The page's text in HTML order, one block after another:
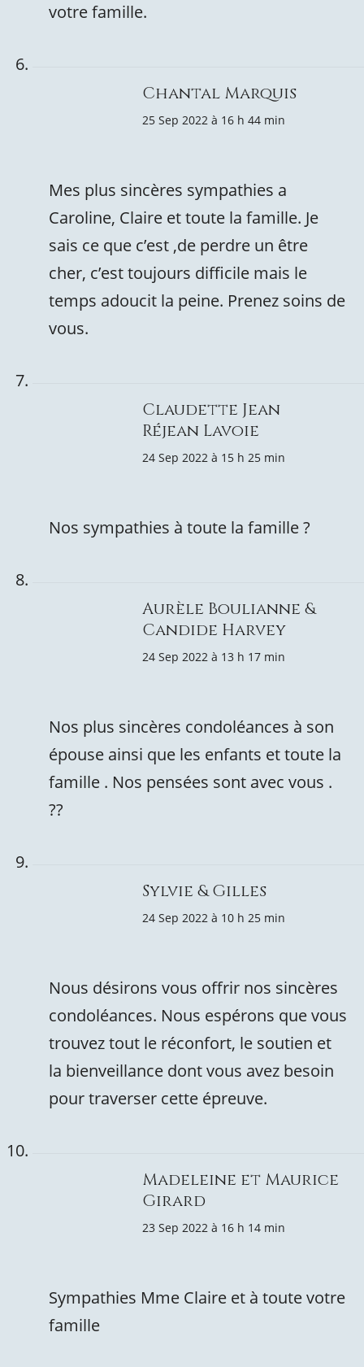
votre famille.
Chantal Marquis
25 Sep 2022 à 16 h 44 min
Mes plus sincères sympathies a
Caroline, Claire et toute la famille. Je
sais ce que c’est ,de perdre un être
cher, c’est toujours difficile mais le
temps adoucit la peine. Prenez soins de
vous.
Claudette Jean
Réjean Lavoie
24 Sep 2022 à 15 h 25 min
Nos sympathies à toute la famille ?
Aurèle Boulianne &
Candide Harvey
24 Sep 2022 à 13 h 17 min
Nos plus sincères condoléances à son
épouse ainsi que les enfants et toute la
famille . Nos pensées sont avec vous .
??
Sylvie & Gilles
24 Sep 2022 à 10 h 25 min
Nous désirons vous offrir nos sincères
condoléances. Nous espérons que vous
trouvez tout le réconfort, le soutien et
la bienveillance dont vous avez besoin
pour traverser cette épreuve.
Madeleine et Maurice
Girard
23 Sep 2022 à 16 h 14 min
Sympathies Mme Claire et à toute votre
famille